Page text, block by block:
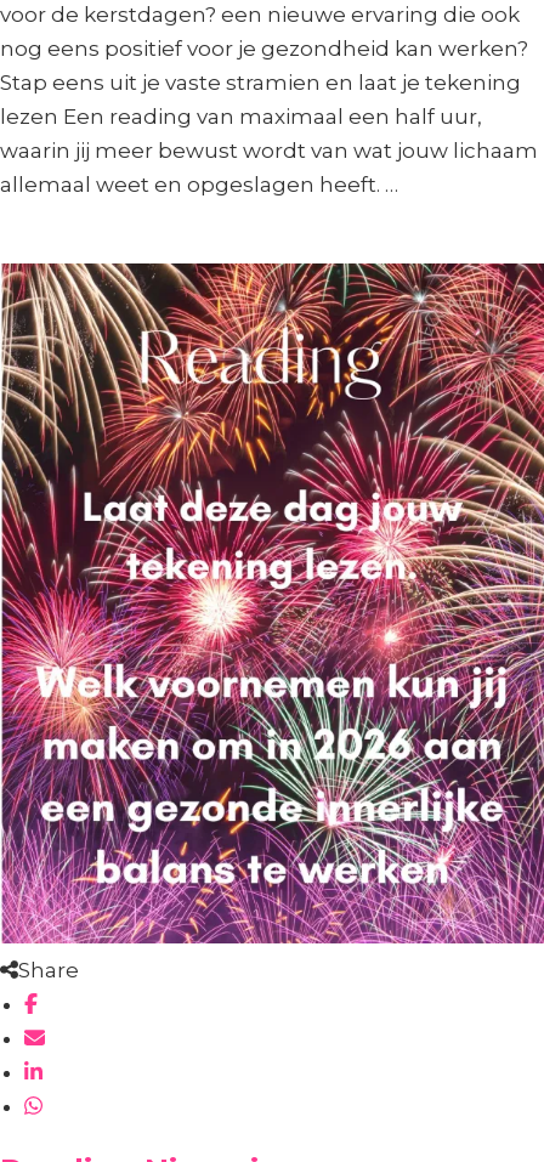
voor de kerstdagen? een nieuwe ervaring die ook
nog eens positief voor je gezondheid kan werken?
Stap eens uit je vaste stramien en laat je tekening
lezen Een reading van maximaal een half uur,
waarin jij meer bewust wordt van wat jouw lichaam
allemaal weet en opgeslagen heeft. …
Share